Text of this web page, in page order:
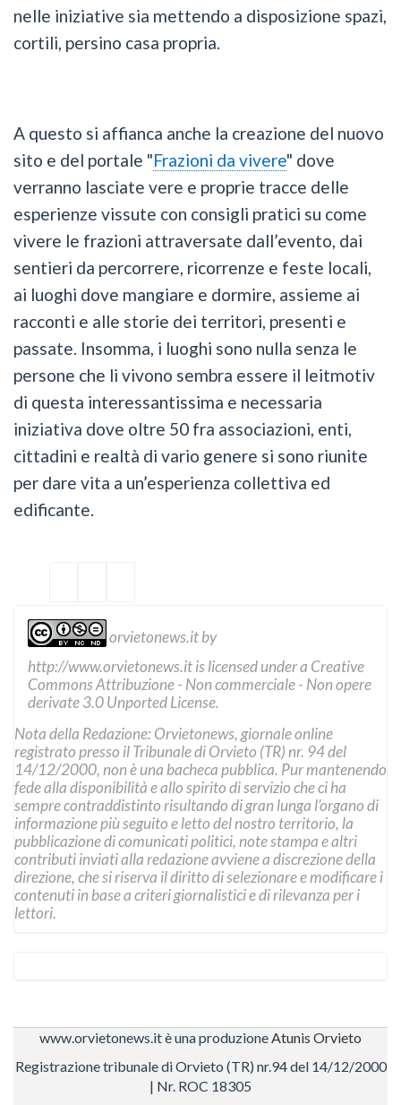
nelle iniziative sia mettendo a disposizione spazi,
cortili, persino casa propria.
A questo si affianca anche la creazione del nuovo
sito e del portale "Frazioni da vivere" dove
verranno lasciate vere e proprie tracce delle
esperienze vissute con consigli pratici su come
vivere le frazioni attraversate dall’evento, dai
sentieri da percorrere, ricorrenze e feste locali,
ai luoghi dove mangiare e dormire, assieme ai
racconti e alle storie dei territori, presenti e
passate. Insomma, i luoghi sono nulla senza le
persone che li vivono sembra essere il leitmotiv
di questa interessantissima e necessaria
iniziativa dove oltre 50 fra associazioni, enti,
cittadini e realtà di vario genere si sono riunite
per dare vita a un’esperienza collettiva ed
edificante.
orvietonews.itby
http://www.orvietonews.itis licensed under a Creative
Commons Attribuzione - Non commerciale - Non opere
derivate 3.0 Unported License.
Nota della Redazione: Orvietonews, giornale online
registrato presso il Tribunale di Orvieto (TR) nr. 94 del
14/12/2000, non è una bacheca pubblica. Pur mantenendo
fede alla disponibilità e allo spirito di servizio che ci ha
sempre contraddistinto risultando di gran lunga l’organo di
informazione più seguito e letto del nostro territorio, la
pubblicazione di comunicati politici, note stampa e altri
contributi inviati alla redazione avviene a discrezione della
direzione, che si riserva il diritto di selezionare e modificare i
contenuti in base a criteri giornalistici e di rilevanza per i
lettori.
www.orvietonews.it è una produzione Atunis Orvieto
Registrazione tribunale di Orvieto (TR) nr.94 del 14/12/2000
| Nr. ROC 18305